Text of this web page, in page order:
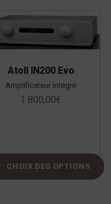
Atoll IN200 Evo
Amplificateur intégré
1 800,00€
CHOIX DES OPTIONS